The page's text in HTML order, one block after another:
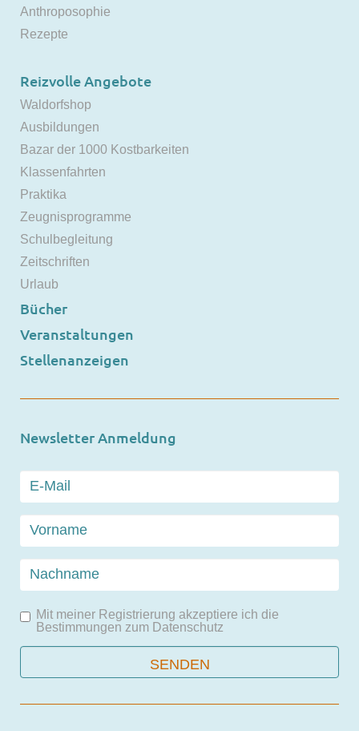
Anthroposophie
Rezepte
Reizvolle Angebote
Waldorfshop
Ausbildungen
Bazar der 1000 Kostbarkeiten
Klassenfahrten
Praktika
Zeugnisprogramme
Schulbegleitung
Zeitschriften
Urlaub
Bücher
Veranstaltungen
Stellenanzeigen
Newsletter Anmeldung
Mit meiner Registrierung akzeptiere ich die
Bestimmungen zum Datenschutz